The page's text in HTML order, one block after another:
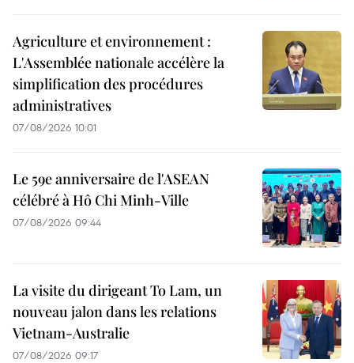
Agriculture et environnement :
L'Assemblée nationale accélère la
simplification des procédures
administratives
07/08/2026 10:01
Le 59e anniversaire de l'ASEAN
célébré à Hô Chi Minh-Ville
07/08/2026 09:44
La visite du dirigeant To Lam, un
nouveau jalon dans les relations
Vietnam-Australie
07/08/2026 09:17